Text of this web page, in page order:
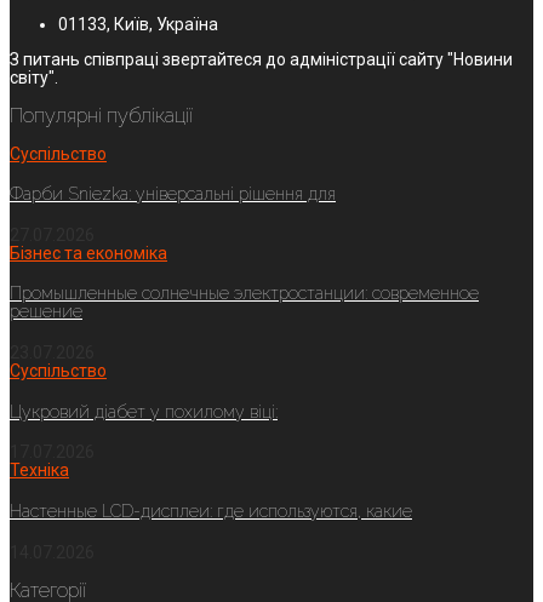
01133, Київ, Україна
З питань співпраці звертайтеся до адміністрації сайту "Новини
світу".
Популярні публікації
Суспільство
Фарби Sniezka: універсальні рішення для
Бізнес та економіка
Промышленные солнечные электростанции: современное
решение
Суспільство
Цукровий діабет у похилому віці:
Техніка
Настенные LCD-дисплеи: где используются, какие
Категорії